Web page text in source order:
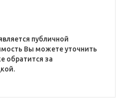
публичной
Вы можете уточнить
обратится за